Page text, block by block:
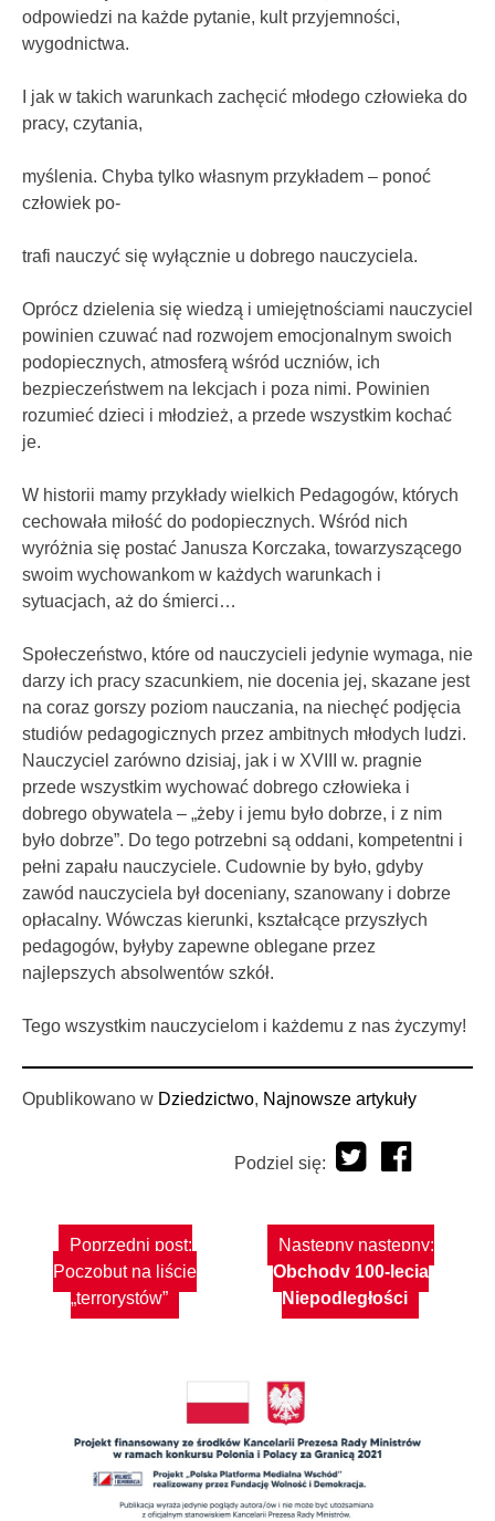
odpowiedzi na każde pytanie, kult przyjemności,
wygodnictwa.
I jak w takich warunkach zachęcić młodego człowieka do
pracy, czytania,
myślenia. Chyba tylko własnym przykładem – ponoć
człowiek po-
trafi nauczyć się wyłącznie u dobrego nauczyciela.
Oprócz dzielenia się wiedzą i umiejętnościami nauczyciel
powinien czuwać nad rozwojem emocjonalnym swoich
podopiecznych, atmosferą wśród uczniów, ich
bezpieczeństwem na lekcjach i poza nimi. Powinien
rozumieć dzieci i młodzież, a przede wszystkim kochać
je.
W historii mamy przykłady wielkich Pedagogów, których
cechowała miłość do podopiecznych. Wśród nich
wyróżnia się postać Janusza Korczaka, towarzyszącego
swoim wychowankom w każdych warunkach i
sytuacjach, aż do śmierci…
Społeczeństwo, które od nauczycieli jedynie wymaga, nie
darzy ich pracy szacunkiem, nie docenia jej, skazane jest
na coraz gorszy poziom nauczania, na niechęć podjęcia
studiów pedagogicznych przez ambitnych młodych ludzi.
Nauczyciel zarówno dzisiaj, jak i w XVIII w. pragnie
przede wszystkim wychować dobrego człowieka i
dobrego obywatela – „żeby i jemu było dobrze, i z nim
było dobrze”. Do tego potrzebni są oddani, kompetentni i
pełni zapału nauczyciele. Cudownie by było, gdyby
zawód nauczyciela był doceniany, szanowany i dobrze
opłacalny. Wówczas kierunki, kształcące przyszłych
pedagogów, byłyby zapewne oblegane przez
najlepszych absolwentów szkół.
Tego wszystkim nauczycielom i każdemu z nas życzymy!
Opublikowano w Dziedzictwo, Najnowsze artykuły
Podziel się:
Nawigacja
wpisu
Poprzedni post:
Poczobut na liście
„terrorystów”
Następny następny:
Obchody 100-lecia
Niepodległości